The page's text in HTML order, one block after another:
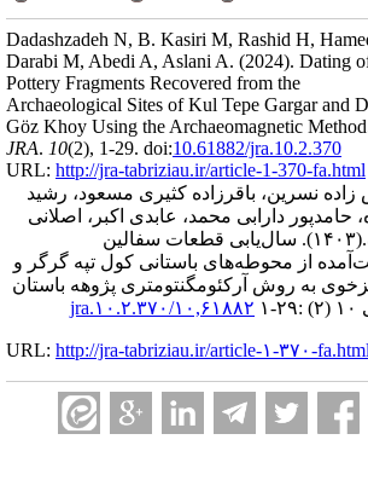
Dadashzadeh N, B. Kasiri M, Rashid H,
Darabi M, Abedi A, Aslani A. (2024). Dating
Pottery Fragments Recovered from the
Archaeological Sites of Kul Tepe Gargar and
Göz Khoy Using the Archaeomagnetic
JRA. 10(2), 1-29. doi:10.61882/jra.10.2.370
URL: http://jra-tabriziau.ir/article-1-370-fa.html
زاده نسرین، باقرزاده کثیری مسعود، رشید
حامدپور دارابی محمد، عابدی اکبر، اصلانی
(۱۴۰۳).
سال‌یابی قطعات سفالین
از محوطه‌های باستانی کول تپه گرگر و
به روش آرکئومگنتومتری پژوهه باستان
۱۰,۶۱۸۸۲/jra.۱۰.۲.۳۷۰
URL: http://jra-tabriziau.ir/article-۱-۳۷۰-fa.html